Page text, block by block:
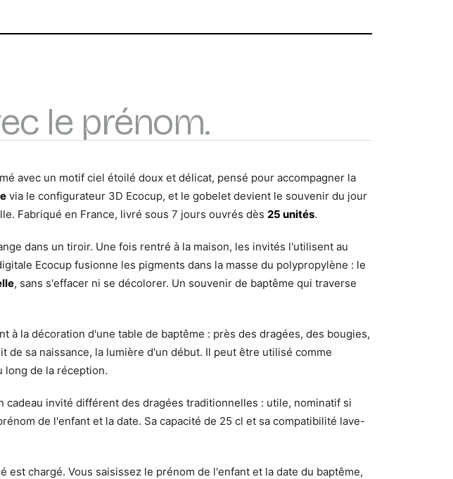
le prénom.
avec un motif ciel étoilé doux et délicat, pensé pour accompagner la
via le configurateur 3D Ecocup, et le gobelet devient le souvenir du jour
Fabriqué en France, livré sous 7 jours ouvrés dès 25 unités.
dans un tiroir. Une fois rentré à la maison, les invités l'utilisent au
Ecocup fusionne les pigments dans la masse du polypropylène : le
, sans s'effacer ni se décolorer. Un souvenir de baptême qui traverse
la décoration d'une table de baptême : près des dragées, des bougies,
sa naissance, la lumière d'un début. Il peut être utilisé comme
de la réception.
cadeau invité différent des dragées traditionnelles : utile, nominatif si
de l'enfant et la date. Sa capacité de 25 cl et sa compatibilité lave-
chargé. Vous saisissez le prénom de l'enfant et la date du baptême,